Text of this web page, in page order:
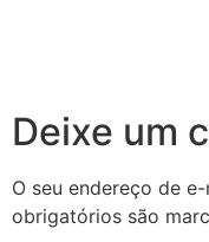
Deixe um
O seu endereço de
obrigatórios são